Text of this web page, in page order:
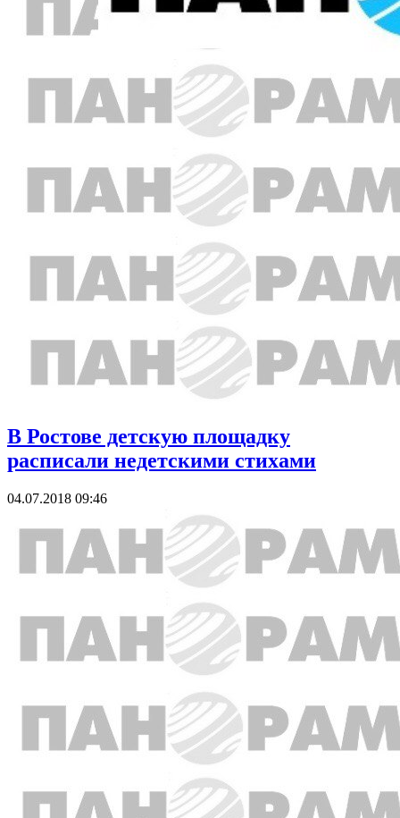
В Ростове детскую площадку
расписали недетскими стихами
04.07.2018 09:46